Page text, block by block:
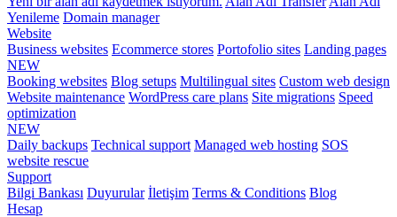
Yenileme Domain manager
Website
Business websites Ecommerce stores Portofolio sites Landing pages
NEW
Booking websites Blog setups Multilingual sites Custom web design
Website maintenance WordPress care plans Site migrations Speed
optimization
NEW
Daily backups Technical support Managed web hosting SOS
website rescue
Support
Bilgi Bankası Duyurular İletişim Terms & Conditions Blog
Hesap